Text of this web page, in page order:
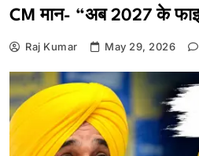
CM मान- “अब 2027 के
Raj Kumar May 29, 2026